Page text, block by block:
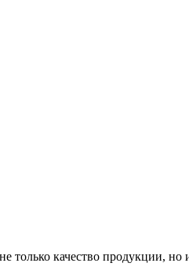
только качество продукции,